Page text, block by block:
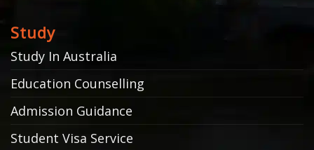
Study
Study In Australia
Education Counselling
Admission Guidance
Student Visa Service